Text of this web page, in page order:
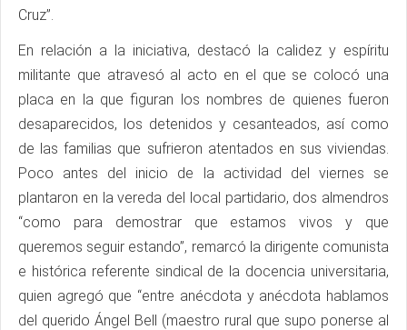
Cruz”.
En relación a la iniciativa, destacó la calidez y espíritu
militante que atravesó al acto en el que se colocó una
placa en la que figuran los nombres de quienes fueron
desaparecidos, los detenidos y cesanteados, así como
de las familias que sufrieron atentados en sus viviendas.
Poco antes del inicio de la actividad del viernes se
plantaron en la vereda del local partidario, dos almendros
“como para demostrar que estamos vivos y que
queremos seguir estando”, remarcó la dirigente comunista
e histórica referente sindical de la docencia universitaria,
quien agregó que “entre anécdota y anécdota hablamos
del querido Ángel Bell (maestro rural que supo ponerse al